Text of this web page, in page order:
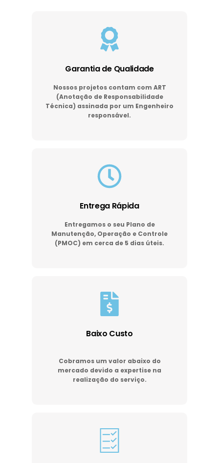
Garantia de Qualidade
Nossos projetos contam com ART
(Anotação de Responsabilidade
Técnica) assinada por um Engenheiro
responsável.
Entrega Rápida
Entregamos o seu Plano de
Manutenção, Operação e Controle
(PMOC) em cerca de 5 dias úteis.
Baixo Custo
Cobramos um valor abaixo do
mercado devido a expertise na
realização do serviço.